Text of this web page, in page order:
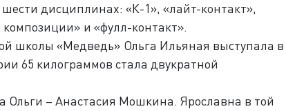
дисциплинах: «К-1», «лайт-контакт»,
и «фулл-контакт».
школы «Медведь» Ольга Ильяная выступала в
65 килограммов стала двукратной
Ольги – Анастасия Мошкина. Ярославна в той